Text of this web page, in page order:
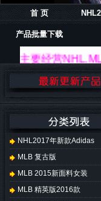
首 页
产品批量下载
主要经营
NHL2017年新款adidas
MLB 复古版
MLB 2015新面料女装
MLB 精英版2016款